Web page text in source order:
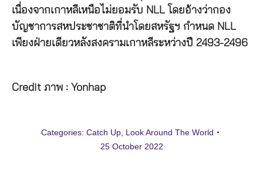
เนื่องจากเกาหลีเหนือไม่ยอมรับ NLL โดยอ้างว่ากอง
บัญชาการสหประชาชาติที่นำโดยสหรัฐฯ กำหนด NLL
เพียงฝ่ายเดียวหลังสงครามเกาหลีระหว่างปี 2493-2496
Credit ภาพ : Yonhap
Categories: Catch Up, Look Around The World
25 October 2022